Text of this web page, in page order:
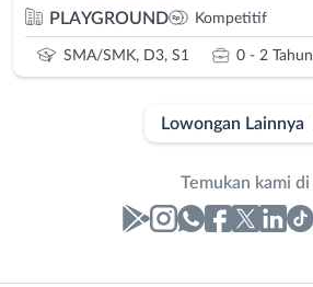
PLAYGROUND Kompetitif
SMA/SMK, D3, S1 0 - 2 Tahun
Lowongan Lainnya
Temukan kami di